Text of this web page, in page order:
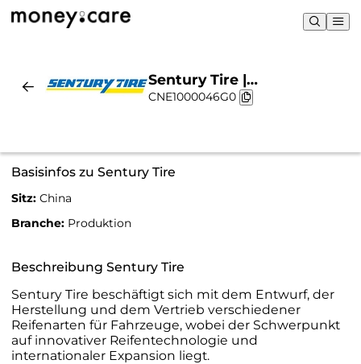
Sentury Tire |
Nachhaltigkeit & Chart
CNE1000046G0
Basisinfos zu Sentury Tire
Sitz: China
Branche: Produktion
Beschreibung Sentury Tire
Sentury Tire beschäftigt sich mit dem Entwurf, der
Herstellung und dem Vertrieb verschiedener
Reifenarten für Fahrzeuge, wobei der Schwerpunkt
auf innovativer Reifentechnologie und
internationaler Expansion liegt.